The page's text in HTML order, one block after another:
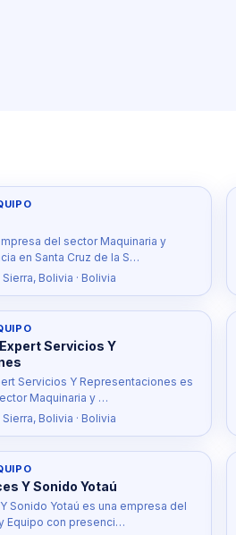
del sector Maquinaria y
en Santa Cruz de la S…
Bolivia · Bolivia
Servicios Y
Servicios Y Representaciones es
Maquinaria y …
Bolivia · Bolivia
Y Sonido Yotaú
Sonido Yotaú es una empresa del
Equipo con presenci…